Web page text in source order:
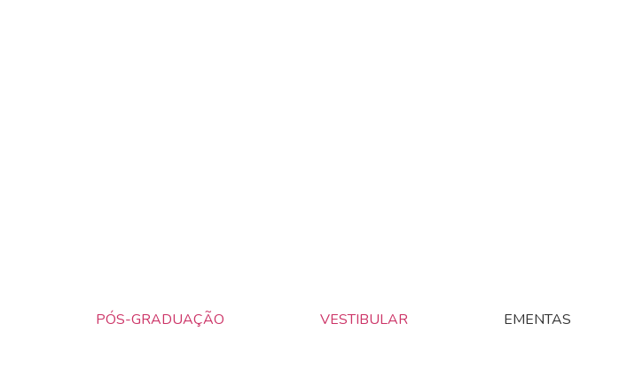
PÓS-GRADUAÇÃO VESTIBULAR EMENTAS